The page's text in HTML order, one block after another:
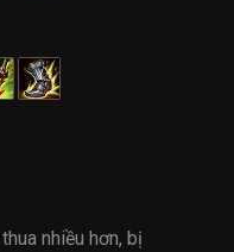
nhiều hơn, bị